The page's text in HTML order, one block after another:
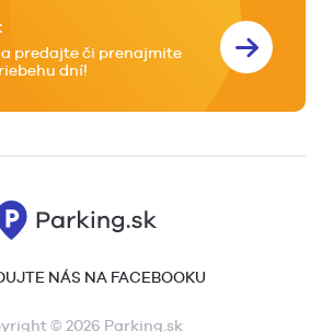
predajte či prenajmite
dní!
NÁS NA FACEBOOKU
© 2026 Parking.sk